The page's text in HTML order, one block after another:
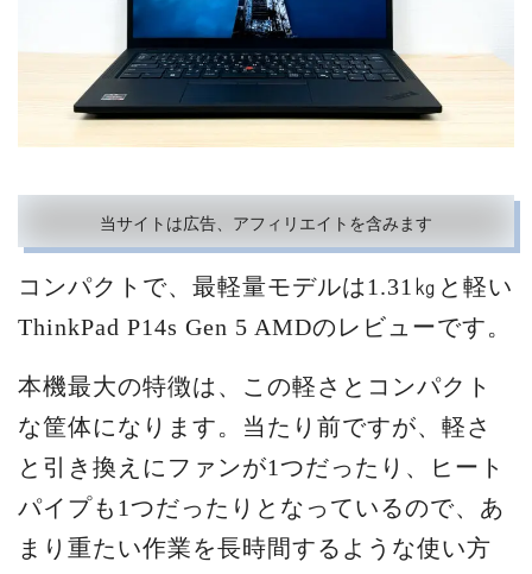
当サイトは広告、アフィリエイトを含みます
コンパクトで、最軽量モデルは1.31㎏と軽い
ThinkPad P14s Gen 5 AMDのレビューです。
本機最大の特徴は、この軽さとコンパクト
な筐体になります。当たり前ですが、軽さ
と引き換えにファンが1つだったり、ヒート
パイプも1つだったりとなっているので、あ
まり重たい作業を長時間するような使い方